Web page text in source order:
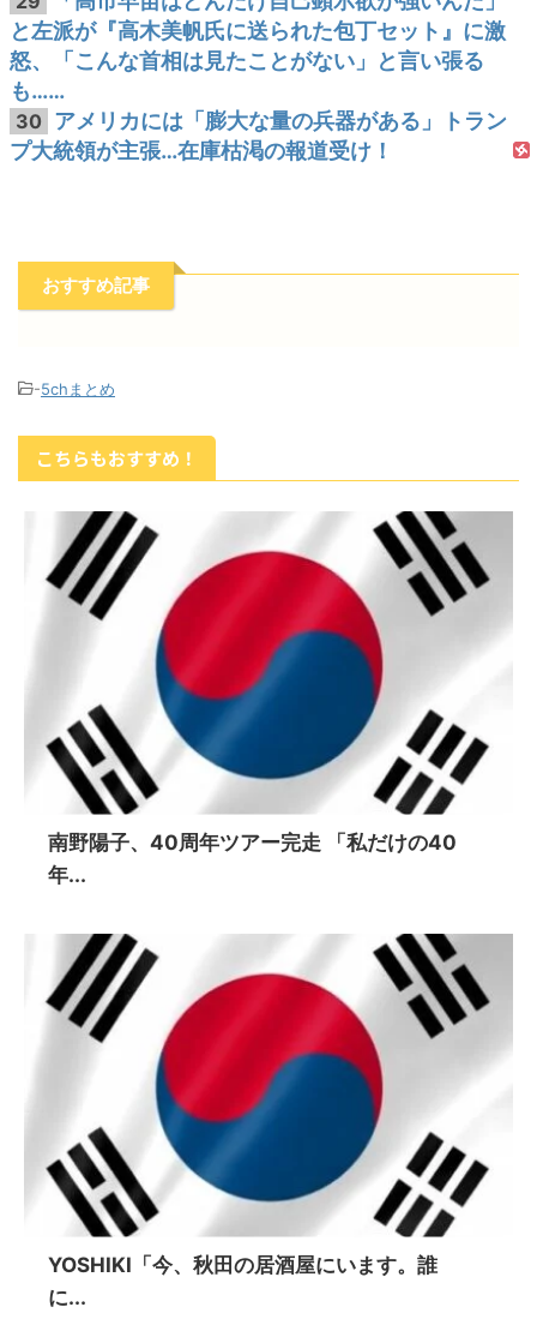
と左派が『高木美帆氏に送られた包丁セット』に激
怒、「こんな首相は見たことがない」と言い張る
も……
30 アメリカには「膨大な量の兵器がある」トラン
プ大統領が主張…在庫枯渇の報道受け！
おすすめ記事
-5chまとめ
こちらもおすすめ！
南野陽子、40周年ツアー完走 「私だけの40
年...
YOSHIKI「今、秋田の居酒屋にいます。誰
に...